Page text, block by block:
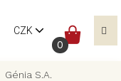
CZK
Génia S.A.